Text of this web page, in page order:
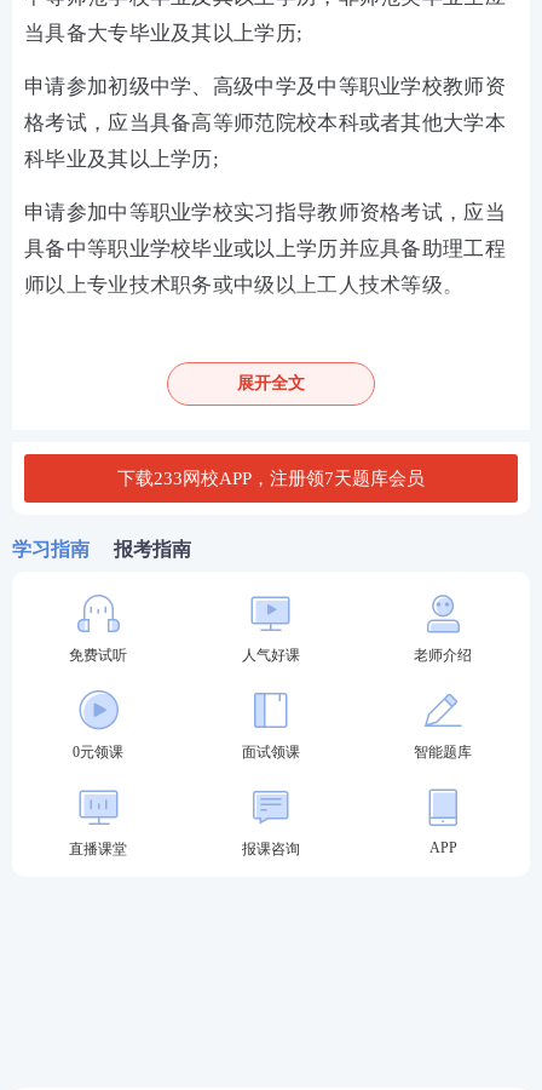
当具备大专毕业及其以上学历;
申请参加初级中学、高级中学及中等职业学校教师资
格考试，应当具备高等师范院校本科或者其他大学本
科毕业及其以上学历;
申请参加中等职业学校实习指导教师资格考试，应当
具备中等职业学校毕业或以上学历并应具备助理工程
师以上专业技术职务或中级以上工人技术等级。
同。有的地区初中教师资格证报考学历要求大专即
可，有的地区则需要本科及以上学历。
这些地区初中教师资格证报名学历门槛为大专学历：
林、湖南、甘肃、四川、云南、江苏、贵州、天津、
黑龙江、西藏、新疆、内蒙古19个地区，大专及以上
学历即可报考初中教师资格证。
海南、上海、重庆、安徽、山东、陕西、浙江、河
历才可报考初中教师资格证。
加教师学霸君好友 享一对一答疑
展开全文
下载233网校APP，注册领7天题库会员
学习指南 报考指南
免费试听 人气好课 老师介绍
0元领课 面试领课 智能题库
直播课堂 报课咨询 APP